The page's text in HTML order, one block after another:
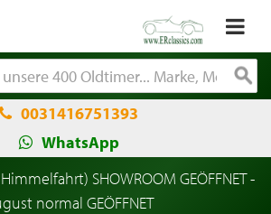
0031416751393
WhatsApp
SHOWROOM GEÖFFNET -
normal GEÖFFNET